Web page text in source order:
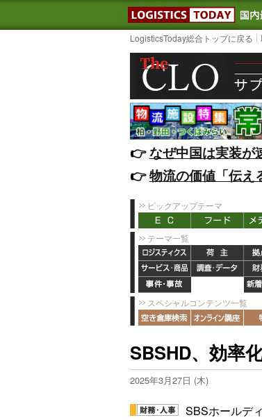
LogisticsToday総合トップに戻る
👉️なぜ中国は実装が
👉️物流の価値「伝え
ピックアップテーマ
テーマ一覧
スペシャルコンテンツ一覧
SBSHD、効率
2025年3月27日 (木)
SBSホールデ